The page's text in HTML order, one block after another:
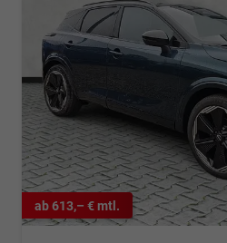
ab 613,– € mtl.